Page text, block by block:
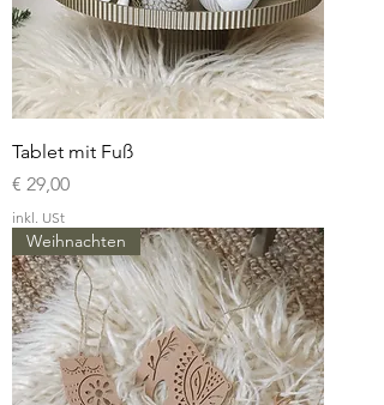
Tablet mit Fuß
Preis
€ 29,00
inkl. USt
Weihnachten